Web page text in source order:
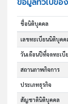
ชื่อนิติบุคคล
เลขทะเบียนนิติบุคค
วันเดือนปีที่จดทะเบี
สถานภาพกิจการ
ประเภทธุรกิจ
สัญชาตินิติบุคคล